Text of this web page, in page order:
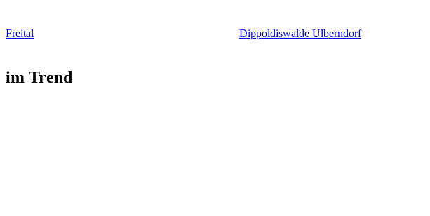
Freital Dippoldiswalde Ulberndorf
im Trend